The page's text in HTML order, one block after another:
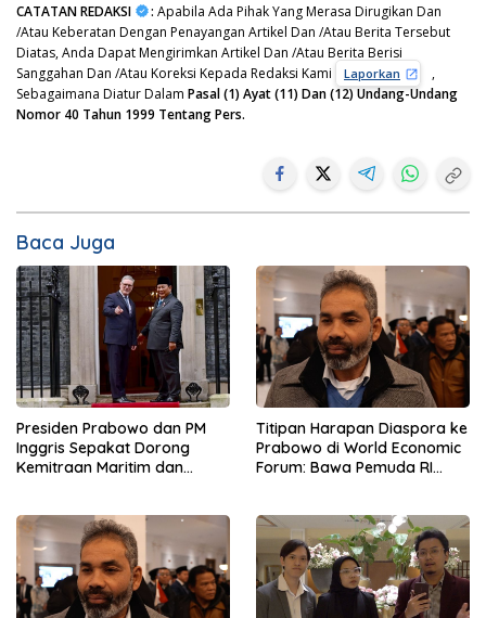
CATATAN REDAKSI : Apabila Ada Pihak Yang Merasa Dirugikan Dan
/Atau Keberatan Dengan Penayangan Artikel Dan /Atau Berita Tersebut
Diatas, Anda Dapat Mengirimkan Artikel Dan /Atau Berita Berisi
Sanggahan Dan /Atau Koreksi Kepada Redaksi Kami
Laporkan
,
Sebagaimana Diatur Dalam Pasal (1) Ayat (11) Dan (12) Undang-Undang
Nomor 40 Tahun 1999 Tentang Pers.
Baca Juga
Presiden Prabowo dan PM
Inggris Sepakat Dorong
Kemitraan Maritim dan
Titipan Harapan Diaspora ke
Prabowo di World Economic
Forum: Bawa Pemuda RI